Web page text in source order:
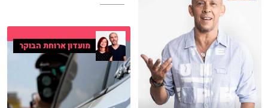
מועדון ארוחת הבוקר